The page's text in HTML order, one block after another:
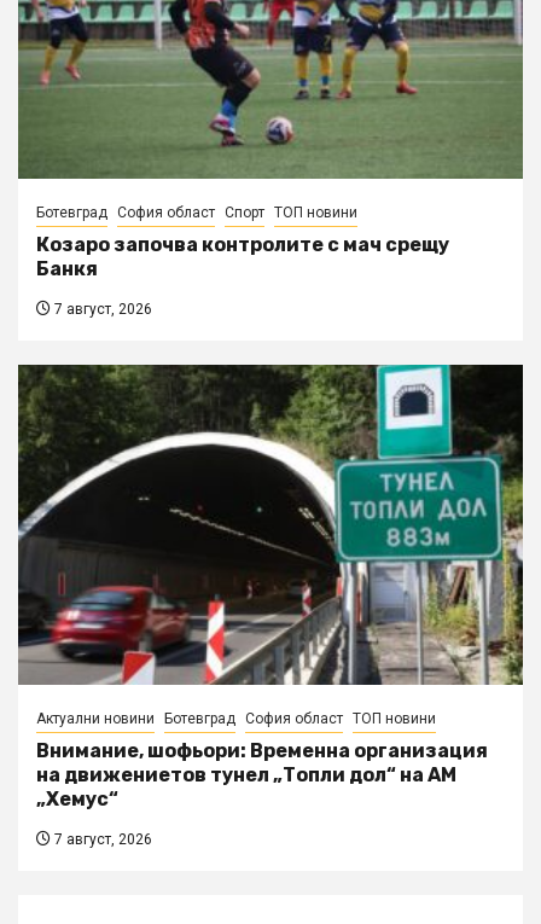
Ботевград София област Спорт ТОП новини
Козаро започва контролите с мач срещу
Банкя
7 август, 2026
Актуални новини Ботевград София област ТОП новини
Внимание, шофьори: Временна организация
на движениетов тунел „Топли дол“ на АМ
„Хемус“
7 август, 2026